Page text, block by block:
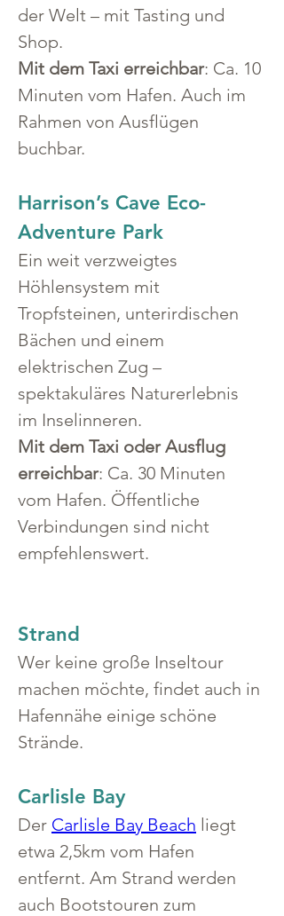
der Welt – mit Tasting und
Shop.
Mit dem Taxi erreichbar: Ca. 10
Minuten vom Hafen. Auch im
Rahmen von Ausflügen
buchbar.
Harrison’s Cave Eco-
Adventure Park
Ein weit verzweigtes
Höhlensystem mit
Tropfsteinen, unterirdischen
Bächen und einem
elektrischen Zug –
spektakuläres Naturerlebnis
im Inselinneren.
Mit dem Taxi oder Ausflug
erreichbar: Ca. 30 Minuten
vom Hafen. Öffentliche
Verbindungen sind nicht
empfehlenswert.
Strand
Wer keine große Inseltour
machen möchte, findet auch in
Hafennähe einige schöne
Strände.
Carlisle Bay
Der Carlisle Bay Beach liegt
etwa 2,5km vom Hafen
entfernt. Am Strand werden
auch Bootstouren zum